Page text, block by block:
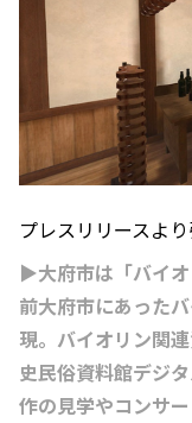
プレスリリースよ
▶大府市は「バイ
前大府市にあった
現。バイオリン関
史民俗資料館デジ
作の見学やコンサ